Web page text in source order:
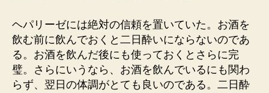
ヘパリーゼには絶対の信頼を置いていた。お酒を
飲む前に飲んでおくと二日酔いにならないのであ
る。お酒を飲んだ後にも使っておくとさらに完
璧。さらにいうなら、お酒を飲んでいるにも関わ
らず、翌日の体調がとても良いのである。二日酔